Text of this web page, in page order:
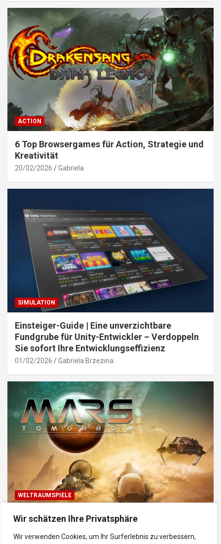
Wir schätzen Ihre Privatsphäre
Wir verwenden Cookies, um Ihr Surferlebnis zu verbessern,
ACTION
6 Top Browsergames für Action, Strategie und
Kreativität
20/02/2026 Gabriela
SIMULATION
Einsteiger-Guide | Eine unverzichtbare
Fundgrube für Unity-Entwickler – Verdoppeln
Sie sofort Ihre Entwicklungseffizienz
01/02/2026 Gabriela Brzezina
WELTRAUMSPIELE
Top Weltraum-Browser-Spiele: Erkunde, baue